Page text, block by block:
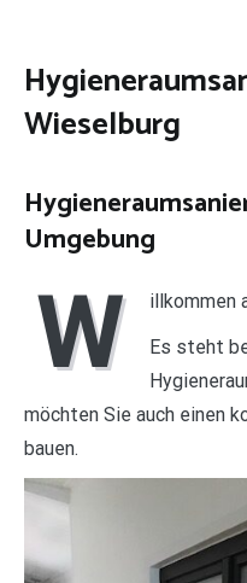
Wieselburg
Umgebung
W illkommen
Es steht
möchten Sie auch einen
bauen.